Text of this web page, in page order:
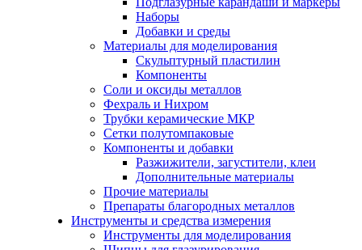
Наборы
Добавки и среды
Материалы для моделирования
Скульптурный пластилин
Компоненты
Соли и оксиды металлов
Фехраль и Нихром
Трубки керамические МКР
Сетки полутомпаковые
Компоненты и добавки
Разжижители, загустители, клеи
Дополнительные материалы
Прочие материалы
Препараты благородных металлов
Инструменты и средства измерения
Инструменты для моделирования